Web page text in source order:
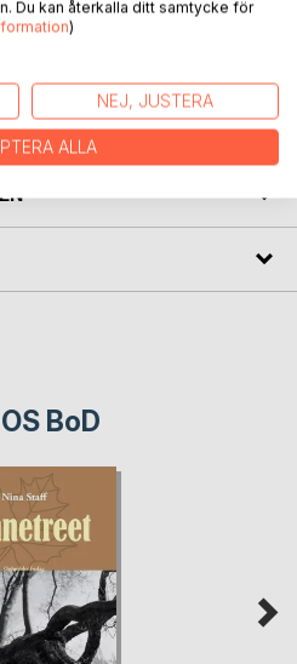
seg selv, hun må tidlig lære
om oppvekst, om skole og
BoD
Du kan återkalla ditt samtycke för
)
NEJ, JUSTERA
ALLA